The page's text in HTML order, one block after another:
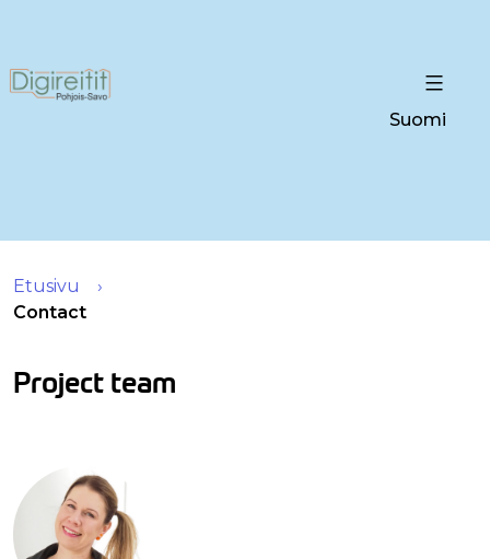
Suomi
Etusivu
Contact
Project team